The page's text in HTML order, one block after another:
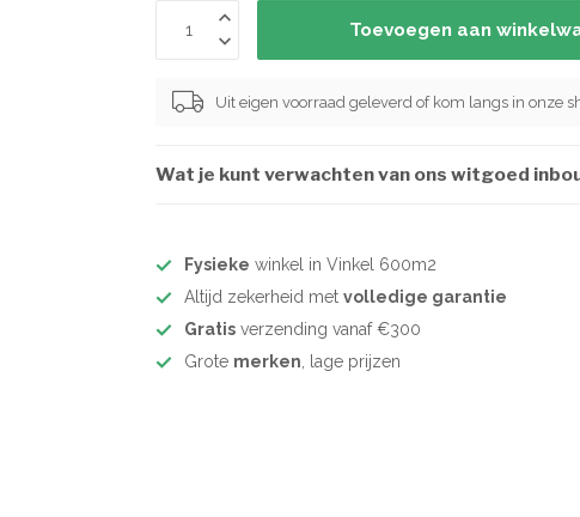
Toevoegen aan
Uit eigen voorraad geleverd of kom langs in onze
Wat je kunt verwachten van ons witgoed
Fysieke winkel in Vinkel 600m2
Altijd zekerheid metvolledige garantie
Gratis verzending vanaf €300
Grote merken , lage prijzen